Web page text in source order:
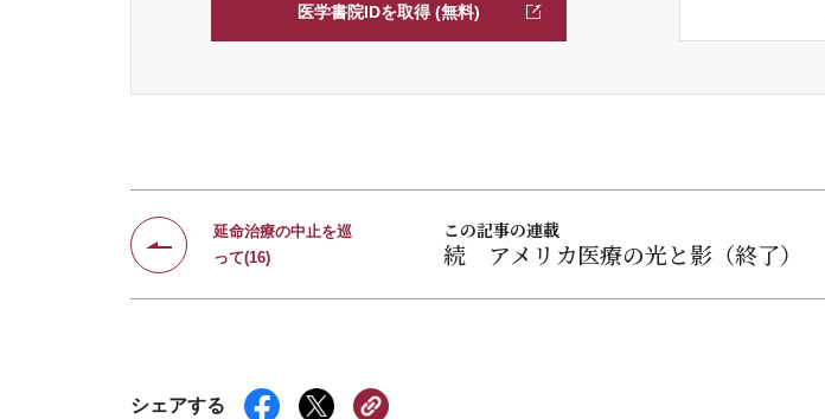
医学書院IDを取得 (無料)
この記事の連載
続 アメリカ医療の光と影（終了）
延命治療の中止を巡
って(16)
シェアする